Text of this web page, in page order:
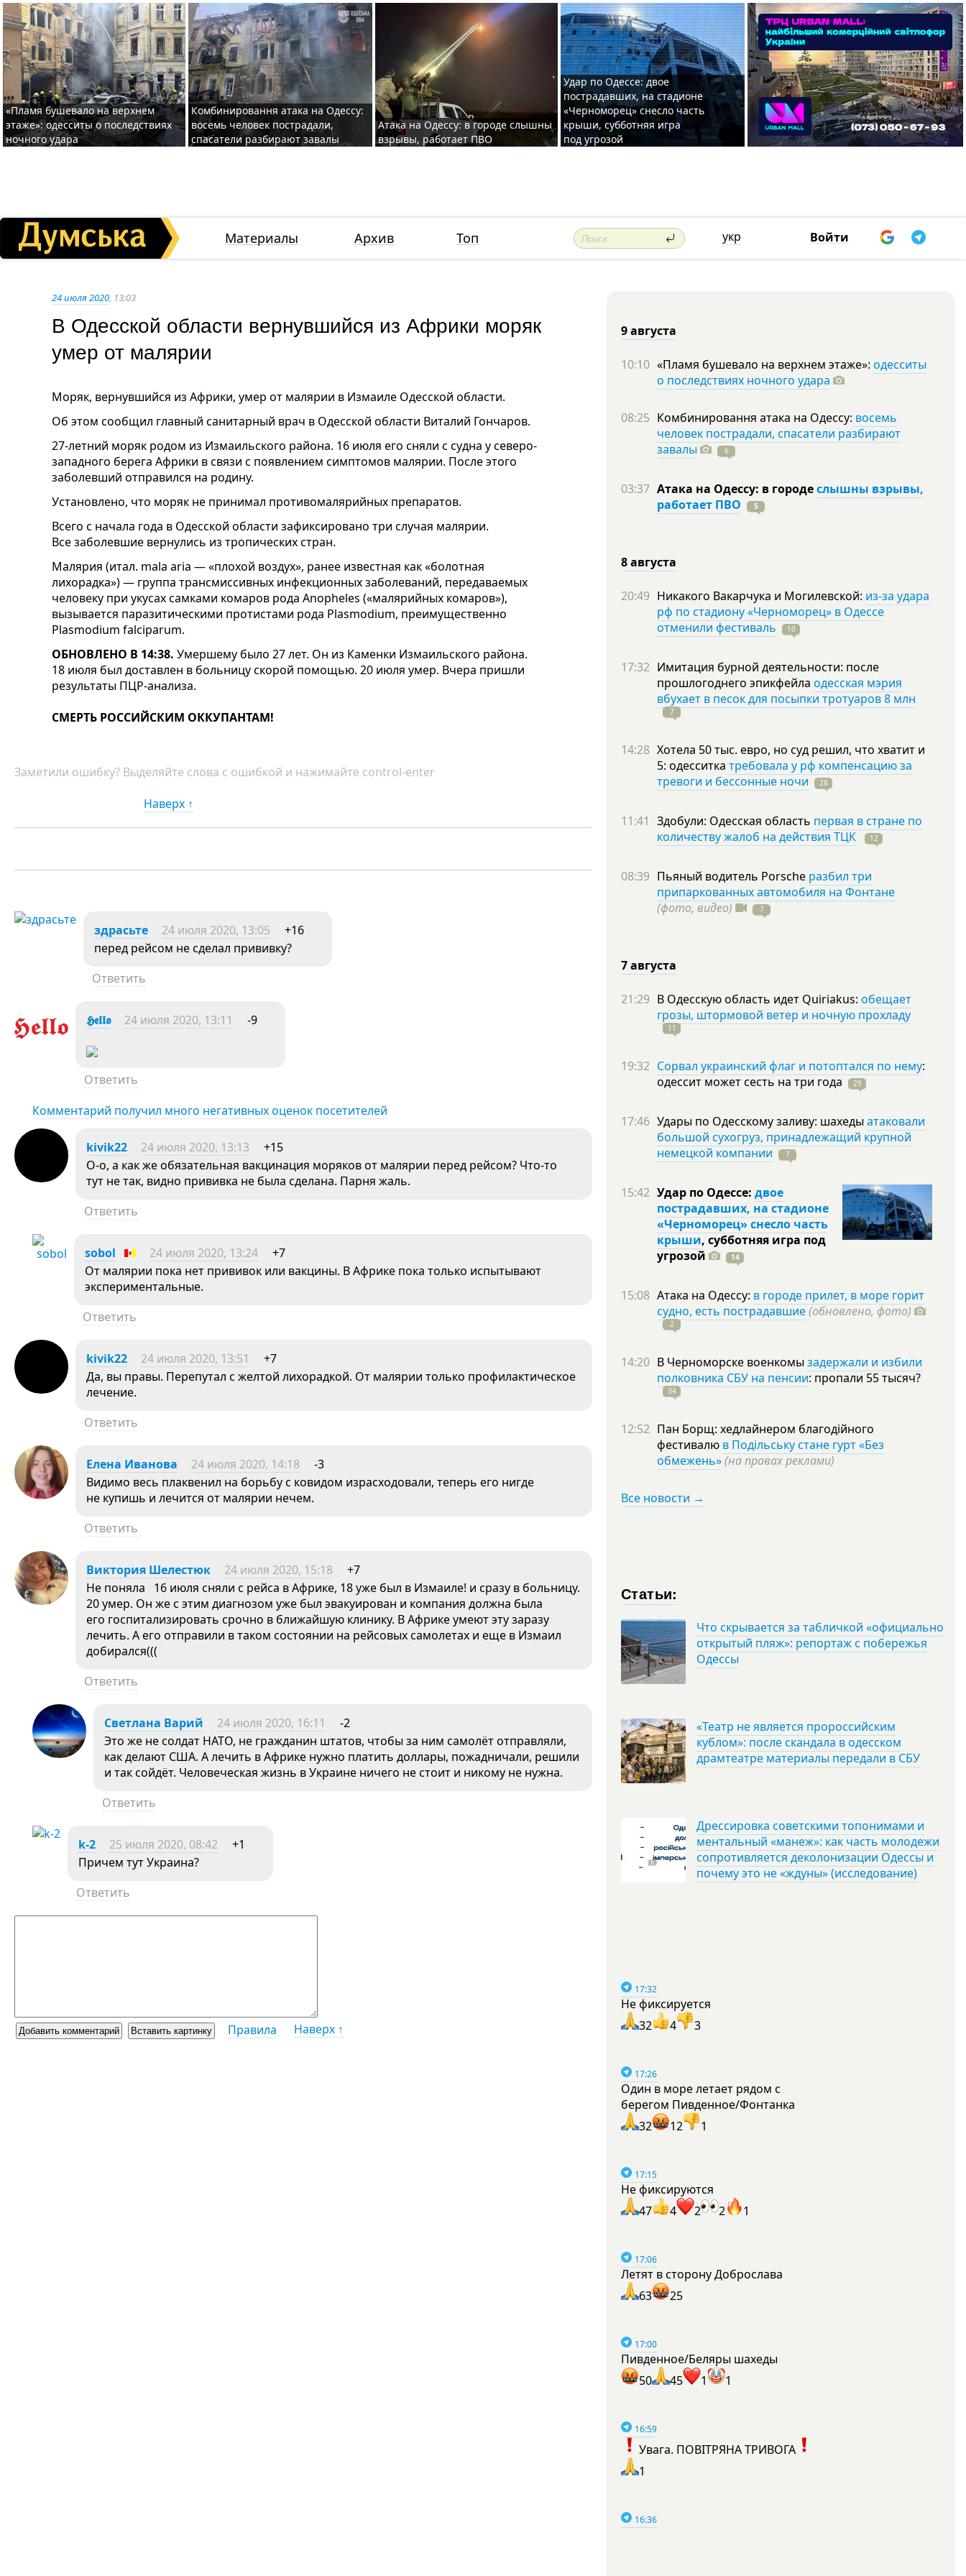
«Пламя бушевало на верхнем
этаже»: одесситы о последствиях
ночного удара
Комбинировання атака на Одессу:
восемь человек пострадали,
спасатели разбирают завалы
Атака на Одессу: в городе слышны
взрывы, работает ПВО
Удар по Одессе: двое
пострадавших, на стадионе
«Черноморец» снесло часть
крыши, субботняя игра
под угрозой
Материалы Архив Топ укр Войти
24 июля 2020, 13:03
В Одесской области вернувшийся из Африки моряк
умер от малярии
Моряк, вернувшийся из Африки, умер от малярии в Измаиле Одесской области.
Об этом сообщил главный санитарный врач в Одесской области Виталий Гончаров.
27-летний моряк родом из Измаильского района. 16 июля его сняли с судна у северо-
западного берега Африки в связи с появлением симптомов малярии. После этого
заболевший отправился на родину.
Установлено, что моряк не принимал противомалярийных препаратов.
Всего с начала года в Одесской области зафиксировано три случая малярии.
Все заболевшие вернулись из тропических стран.
Малярия (итал. mala aria — «плохой воздух», ранее известная как «болотная
лихорадка») — группа трансмиссивных инфекционных заболеваний, передаваемых
человеку при укусах самками комаров рода Anopheles («малярийных комаров»),
вызывается паразитическими протистами рода Plasmodium, преимущественно
Plasmodium falciparum.
ОБНОВЛЕНО В 14:38. Умершему было 27 лет. Он из Каменки Измаильского района.
18 июля был доставлен в больницу скорой помощью. 20 июля умер. Вчера пришли
результаты ПЦР-анализа.
СМЕРТЬ РОССИЙСКИМ ОККУПАНТАМ!
Заметили ошибку? Выделяйте слова с ошибкой и нажимайте control-enter
Наверх ↑
здрасьте 24 июля 2020, 13:05
+16
перед рейсом не сделал прививку?
Ответить
𝕳𝖊𝖑𝖑𝖔 24 июля 2020, 13:11 -9
Ответить
Комментарий получил много негативных оценок посетителей
kivik22 24 июля 2020, 13:13
+15
О-о, а как же обязательная вакцинация моряков от малярии перед рейсом? Что-то
тут не так, видно прививка не была сделана. Парня жаль.
Ответить
sobol 24 июля 2020, 13:24
+7
От малярии пока нет прививок или вакцины. В Африке пока только испытывают
экспериментальные.
Ответить
kivik22 24 июля 2020, 13:51
+7
Да, вы правы. Перепутал с желтой лихорадкой. От малярии только профилактическое
лечение.
Ответить
Елена Иванова 24 июля 2020, 14:18
-3
Видимо весь плаквенил на борьбу с ковидом израсходовали, теперь его нигде
не купишь и лечится от малярии нечем.
Ответить
Виктория Шелестюк 24 июля 2020, 15:18
+7
Не поняла 16 июля сняли с рейса в Африке, 18 уже был в Измаиле! и сразу в больницу.
20 умер. Он же с этим диагнозом уже был эвакуирован и компания должна была
его госпитализировать срочно в ближайшую клинику. В Африке умеют эту заразу
лечить. А его отправили в таком состоянии на рейсовых самолетах и еще в Измаил
добирался(((
Ответить
Светлана Варий 24 июля 2020, 16:11
-2
Это же не солдат НАТО, не гражданин штатов, чтобы за ним самолёт отправляли,
как делают США. А лечить в Африке нужно платить доллары, пожадничали, решили
и так сойдёт. Человеческая жизнь в Украине ничего не стоит и никому не нужна.
Ответить
k-2 25 июля 2020, 08:42
+1
Причем тут Украина?
Ответить
Правила Наверх ↑
9 августа
10:10 «Пламя бушевало на верхнем этаже»: одесситы
о последствиях ночного удара
08:25 Комбинировання атака на Одессу: восемь
человек пострадали, спасатели разбирают
завалы
6
03:37 Атака на Одессу: в городеслышны взрывы,
работает ПВО
5
8 августа
20:49 Никакого Вакарчука и Могилевской: из-за удара
рф по стадиону «Черноморец» в Одессе
отменили фестиваль
10
17:32 Имитация бурной деятельности: после
прошлогоднего эпикфейла одесская мэрия
вбухает в песок для посыпки тротуаров 8 млн
7
14:28 Хотела 50 тыс. евро, но суд решил, что хватит и
5: одесситка требовала у рф компенсацию за
тревоги и бессонные ночи
28
11:41 Здобули: Одесская область первая в стране по
количеству жалоб на действия ТЦК
12
08:39 Пьяный водитель Porsche разбил три
припаркованных автомобиля на Фонтане
(фото, видео)
7
7 августа
21:29 В Одесскую область идет Quiriakus: обещает
грозы, штормовой ветер и ночную прохладу
11
19:32 Сорвал украинский флаг и потоптался по нему:
одессит может сесть на три года 29
17:46 Удары по Одесскому заливу: шахеды атаковали
большой сухогруз, принадлежащий крупной
немецкой компании
7
15:42 Удар по Одессе: двое
пострадавших, на стадионе
«Черноморец» снесло часть
крыши, субботняя игра под
угрозой
14
15:08 Атака на Одессу: в городе прилет, в море горит
судно, есть пострадавшие(обновлено, фото)
2
14:20 В Черноморске военкомы задержали и избили
полковника СБУ на пенсии: пропали 55тысяч?
34
12:52 Пан Борщ: хедлайнером благодійного
фестивалю в Подільську стане гурт «Без
обмежень»(на правах реклами)
Все новости →
Статьи:
Что скрывается за табличкой «официально
открытый пляж»: репортаж с побережья
Одессы
«Театр не является пророссийским
кублом»: после скандала в одесском
драмтеатре материалы передали в СБУ
Дрессировка советскими топонимами и
ментальный «манеж»: как часть молодежи
сопротивляется деколонизации Одессы и
почему это не «ждуны» (исследование)
17:32
Не фиксируется
32
4 3
17:26
Один в море летает рядом с
берегом Пивденное/Фонтанка
32
12 1
17:15
Не фиксируются
47
4 2 2 1
17:06
Летят в сторону Доброслава
63
25
17:00
Пивденное/Беляры шахеды
50
45 1 1
16:59
Увага. ПОВІТРЯНА ТРИВОГА
1
16:36